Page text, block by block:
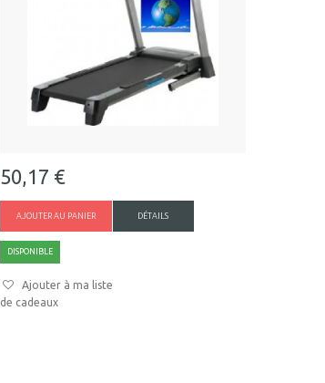
50,17 €
AJOUTER AU PANIER DÉTAILS
DISPONIBLE
Ajouter à ma liste
de cadeaux